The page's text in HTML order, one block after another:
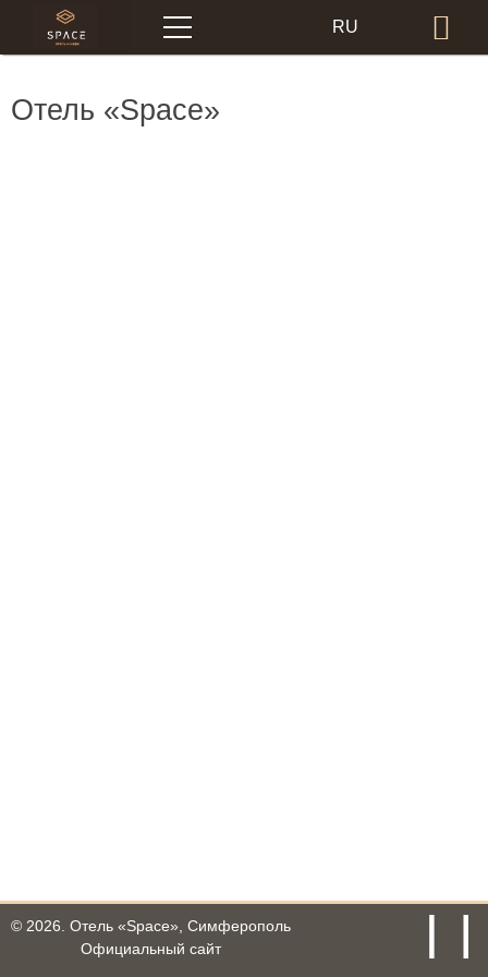
Меню RU
Отель «Space»
© 2026. Отель «Space», Симферополь
Официальный сайт